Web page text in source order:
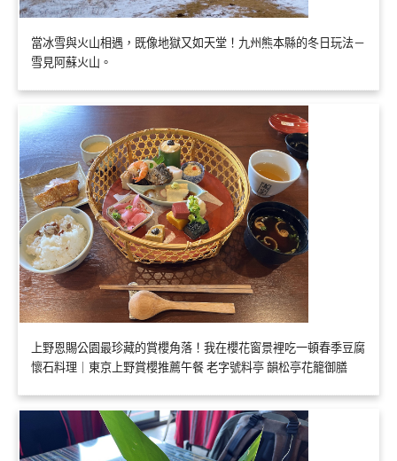
當冰雪與火山相遇，既像地獄又如天堂！九州熊本縣的冬日玩法－
雪見阿蘇火山。
上野恩賜公園最珍藏的賞櫻角落！我在櫻花窗景裡吃一頓春季豆腐
懷石料理｜東京上野賞櫻推薦午餐 老字號料亭 韻松亭花籠御膳